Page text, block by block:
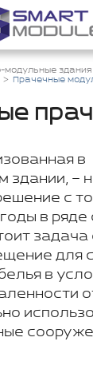
модульные здания
Прачечные
в
здании, –
с
в ряде
для
в